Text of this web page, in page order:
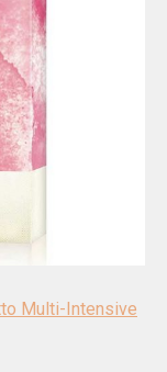
Multi-Intensive